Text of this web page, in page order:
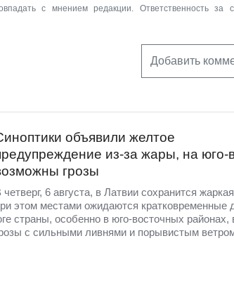
с мнением редакции. Ответственность за
Добавить
объявили желтое
из-за жары, на юго-
грозы
четверг, 6 августа, в Латвии сохранится
этом местами ожидаются кратковременные
страны, особенно в юго-восточных
с сильными ливнями и порывистым